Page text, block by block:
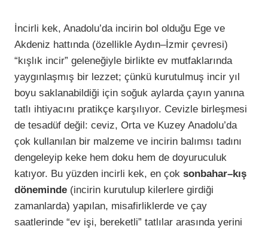
İncirli kek, Anadolu’da incirin bol olduğu Ege ve
Akdeniz hattında (özellikle Aydın–İzmir çevresi)
“kışlık incir” geleneğiyle birlikte ev mutfaklarında
yaygınlaşmış bir lezzet; çünkü kurutulmuş incir yıl
boyu saklanabildiği için soğuk aylarda çayın yanına
tatlı ihtiyacını pratikçe karşılıyor. Cevizle birleşmesi
de tesadüf değil: ceviz, Orta ve Kuzey Anadolu’da
çok kullanılan bir malzeme ve incirin balımsı tadını
dengeleyip keke hem doku hem de doyuruculuk
katıyor. Bu yüzden incirli kek, en çok sonbahar–kış
döneminde (incirin kurutulup kilerlere girdiği
zamanlarda) yapılan, misafirliklerde ve çay
saatlerinde “ev işi, bereketli” tatlılar arasında yerini